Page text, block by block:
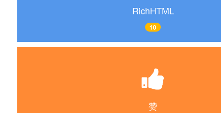
RichHTML
10
赞